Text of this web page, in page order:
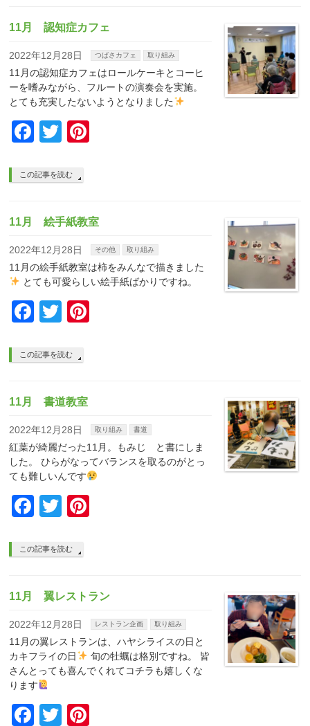
11月 認知症カフェ
2022年12月28日 つばさカフェ 取り組み
11月の認知症カフェはロールケーキとコーヒ
ーを嗜みながら、フルートの演奏会を実施。
とても充実したないようとなりました
Facebook
Twitter
この記事を読む
11月 絵手紙教室
2022年12月28日 その他 取り組み
11月の絵手紙教室は柿をみんなで描きました
とても可愛らしい絵手紙ばかりですね。
Facebook
Twitter
この記事を読む
11月 書道教室
2022年12月28日 取り組み 書道
紅葉が綺麗だった11月。もみじ と書にしま
した。 ひらがなってバランスを取るのがとっ
ても難しいんです
Facebook
Twitter
この記事を読む
11月 翼レストラン
2022年12月28日 レストラン企画 取り組み
11月の翼レストランは、ハヤシライスの日と
カキフライの日
旬の牡蠣は格別ですね。 皆
さんとっても喜んでくれてコチラも嬉しくな
ります
Facebook
Twitter